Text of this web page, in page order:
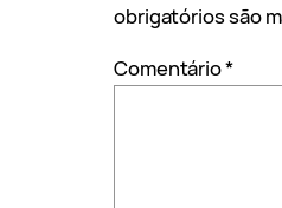
obrigatórios são
Comentário*